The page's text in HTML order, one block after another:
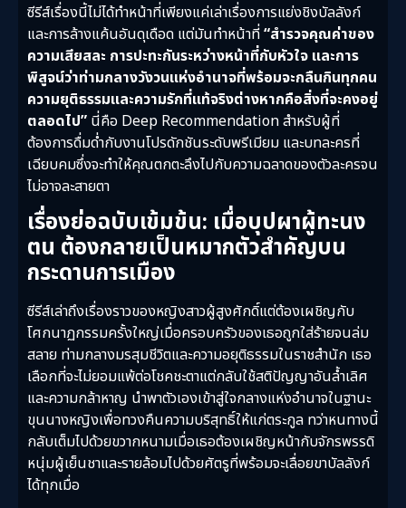
ซีรีส์เรื่องนี้ไม่ได้ทำหน้าที่เพียงแค่เล่าเรื่องการแย่งชิงบัลลังก์
และการล้างแค้นอันดุเดือด แต่มันทำหน้าที่“สำรวจคุณค่าของ
ความเสียสละ การปะทะกันระหว่างหน้าที่กับหัวใจ และการ
พิสูจน์ว่าท่ามกลางวังวนแห่งอำนาจที่พร้อมจะกลืนกินทุกคน
ความยุติธรรมและความรักที่แท้จริงต่างหากคือสิ่งที่จะคงอยู่
ตลอดไป” นี่คือ Deep Recommendation สำหรับผู้ที่
ต้องการดื่มด่ำกับงานโปรดักชันระดับพรีเมียม และบทละครที่
เฉียบคมซึ่งจะทำให้คุณตกตะลึงไปกับความฉลาดของตัวละครจน
ไม่อาจละสายตา
เรื่องย่อฉบับเข้มข้น: เมื่อบุปผาผู้ทะนง
ตน ต้องกลายเป็นหมากตัวสำคัญบน
กระดานการเมือง
ซีรีส์เล่าถึงเรื่องราวของหญิงสาวผู้สูงศักดิ์แต่ต้องเผชิญกับ
โศกนาฏกรรมครั้งใหญ่เมื่อครอบครัวของเธอถูกใส่ร้ายจนล่ม
สลาย ท่ามกลางมรสุมชีวิตและความอยุติธรรมในราชสำนัก เธอ
เลือกที่จะไม่ยอมแพ้ต่อโชคชะตาแต่กลับใช้สติปัญญาอันล้ำเลิศ
และความกล้าหาญ นำพาตัวเองเข้าสู่ใจกลางแห่งอำนาจในฐานะ
ขุนนางหญิงเพื่อทวงคืนความบริสุทธิ์ให้แก่ตระกูล ทว่าหนทางนี้
กลับเต็มไปด้วยขวากหนามเมื่อเธอต้องเผชิญหน้ากับจักรพรรดิ
หนุ่มผู้เย็นชาและรายล้อมไปด้วยศัตรูที่พร้อมจะเลื่อยขาบัลลังก์
ได้ทุกเมื่อ